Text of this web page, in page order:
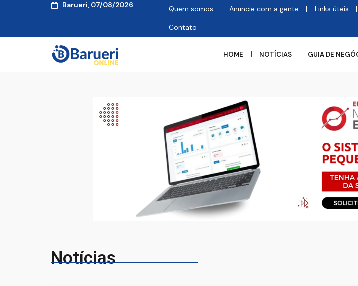
Barueri, 07/08/2026 Quem somos Anuncie com a gente Links úteis
Contato
HOME NOTÍCIAS GUIA DE
Notícias